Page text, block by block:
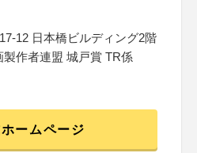
12 日本橋ビルディング2階
作者連盟 城戸賞 TR係
ームページ